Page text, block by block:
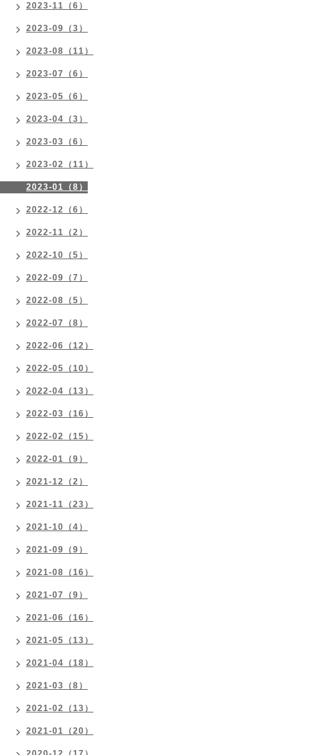
2023-11（6）
2023-09（3）
2023-08（11）
2023-07（6）
2023-05（6）
2023-04（3）
2023-03（6）
2023-02（11）
2023-01（8）
2022-12（6）
2022-11（2）
2022-10（5）
2022-09（7）
2022-08（5）
2022-07（8）
2022-06（12）
2022-05（10）
2022-04（13）
2022-03（16）
2022-02（15）
2022-01（9）
2021-12（2）
2021-11（23）
2021-10（4）
2021-09（9）
2021-08（16）
2021-07（9）
2021-06（16）
2021-05（13）
2021-04（18）
2021-03（8）
2021-02（13）
2021-01（20）